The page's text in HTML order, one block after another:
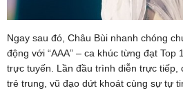
Ngay sau đó, Châu Bùi nhanh chóng
động với “AAA” – ca khúc từng đạt Top
trực tuyến. Lần đầu trình diễn trực tiếp,
trẻ trung, vũ đạo dứt khoát cùng sự tự